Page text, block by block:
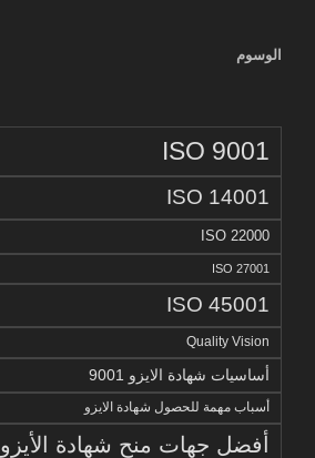
الوسوم
ISO 9001
ISO 14001
ISO 22000
ISO 27001
ISO 45001
Quality Vision
أساسيات شهادة الايزو 9001
أسباب مهمة للحصول شهادة الايزو
أفضل جهات منح شهادة الأيزو